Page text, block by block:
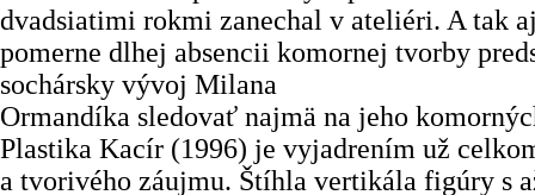
dvadsiatimi rokmi zanechal v ateliéri. A tak
pomerne dlhej absencii komornej tvorby
sochársky vývoj Milana
Ormandíka sledovať najmä na jeho
Plastika Kacír (1996) je vyjadrením už
a tvorivého záujmu. Štíhla vertikála figúry s